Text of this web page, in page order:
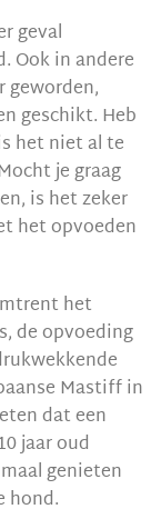
geval
Ook in andere
geworden,
geschikt. Heb
het niet al te
je graag
is het zeker
het opvoeden
het
de opvoeding
Mastiff in
dat een
jaar oud
genieten
hond.